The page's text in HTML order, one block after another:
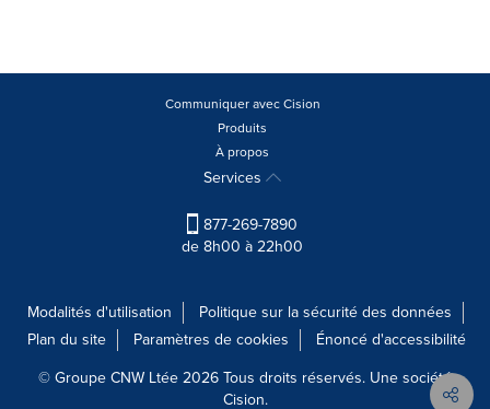
Communiquer avec Cision
Produits
À propos
Services
877-269-7890
de 8h00 à 22h00
Modalités d'utilisation
Politique sur la sécurité des données
Plan du site
Paramètres de cookies
Énoncé d'accessibilité
© Groupe CNW Ltée 2026 Tous droits réservés. Une société
Cision.